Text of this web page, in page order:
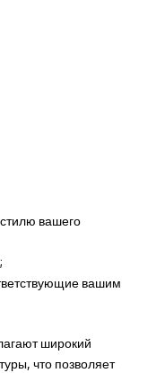
стилю вашего
вашим
широкий
что позволяет